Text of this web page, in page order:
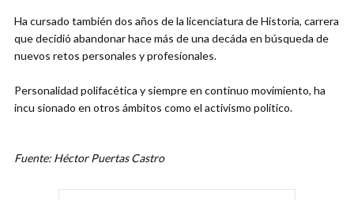
Ha cursado también dos años de la licenciatura de Historia, carrera
que decidió abandonar hace más de una decáda en búsqueda de
nuevos retos personales y profesionales.
Personalidad polifacética y siempre en continuo movimiento, ha
incu sionado en otros ámbitos como el activismo político.
Fuente: Héctor Puertas Castro